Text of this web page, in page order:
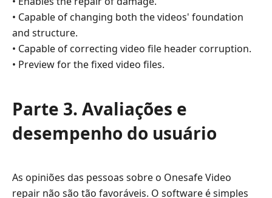
• Capable of changing both the videos' foundation
and structure.
• Capable of correcting video file header corruption.
• Preview for the fixed video files.
Parte 3. Avaliações e
desempenho do usuário
As opiniões das pessoas sobre o Onesafe Video
repair não são tão favoráveis. O software é simples